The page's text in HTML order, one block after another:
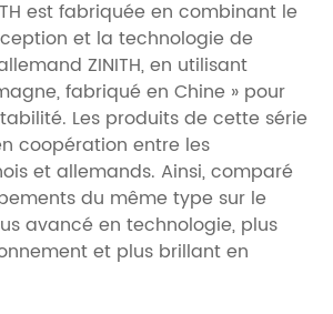
est fabriquée en combinant le
et la technologie de
ZINITH, en utilisant
fabriqué en Chine » pour
Les produits de cette série
coopération entre les
et allemands. Ainsi, comparé
du même type sur le
avancé en technologie, plus
et plus brillant en